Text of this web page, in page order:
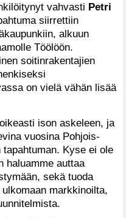
vahvasti Petri
siirrettiin
alkuun
Töölöön.
soitinrakentajien
on vielä vähän lisää
ison askeleen, ja
vuosina Pohjois-
Kyse ei ole
haluamme auttaa
sekä tuoda
markkinoilta,